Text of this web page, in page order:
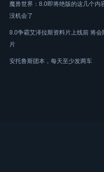
魔兽世界：8.0即将绝版的这几个内
没机会了
8.0争霸艾泽拉斯资料片上线前 将会
片
安托鲁斯团本，每天至少发两车